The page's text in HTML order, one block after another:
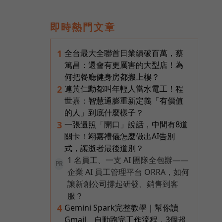
即時熱門文章
1 全台最大全聯首日業績破百萬，蔡
篤昌：還會有更厲害的大型店！為
何把餐廳健身房都搬上樓？
2 連黃仁勳都叫年輕人當水電工！程
世嘉：智慧通膨重新定義「有價值
的人」到底什麼樣子？
3 一張遺照「開口」說話，中間有8道
關卡！翊嘉禮儀怎麼做出AI告別
式，讓逝者最後道別？
PR
1 名員工、一支 AI 團隊全包辦——
企業 AI 員工管理平台 ORRA，如何
讓新創公司撐起研發、銷售到客
服？
4 Gemini Spark完整教學｜幫你讀
Gmail、自動跑完工作流程，3個超